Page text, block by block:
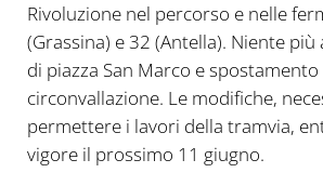
Rivoluzione nel percorso e nelle
(Grassina) e 32 (Antella). Niente
di piazza San Marco e
circonvallazione. Le modifiche,
permettere i lavori della tramvia,
vigore il prossimo 11 giugno.